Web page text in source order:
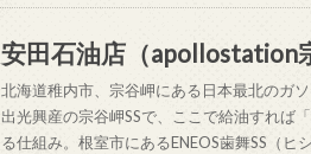
安田石油店（apollostation
北海道稚内市、宗谷岬にある日本最北のガ
出光興産の宗谷岬SSで、ここで給油すれば
る仕組み。根室市にあるENEOS歯舞SS（ヒ